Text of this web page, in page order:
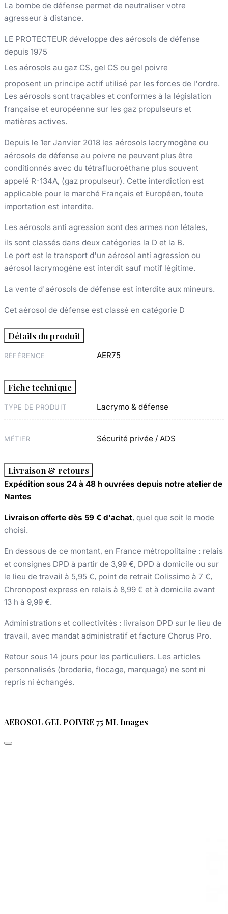
La bombe de défense permet de neutraliser votre
agresseur à distance.
LE PROTECTEUR développe des aérosols de défense
depuis 1975
Les aérosols au gaz CS, gel CS ou gel poivre
proposent un principe actif utilisé par les forces de l'ordre.
Les aérosols sont traçables et conformes à la législation
française et européenne sur les gaz propulseurs et
matières actives.
Depuis le 1er Janvier 2018 les aérosols lacrymogène ou
aérosols de défense au poivre ne peuvent plus être
conditionnés avec du tétrafluoroéthane plus souvent
appelé R-134A, (gaz propulseur). Cette interdiction est
applicable pour le marché Français et Européen, toute
importation est interdite.
Les aérosols anti agression sont des armes non létales,
ils sont classés dans deux catégories la D et la B.
Le port est le transport d'un aérosol anti agression ou
aérosol lacrymogène est interdit sauf motif légitime.
La vente d'aérosols de défense est interdite aux mineurs.
Cet aérosol de défense est classé en catégorie D
Détails du produit
RÉFÉRENCE AER75
Fiche technique
TYPE DE PRODUIT Lacrymo & défense
MÉTIER Sécurité privée / ADS
Livraison & retours
Expédition sous 24 à 48 h ouvrées depuis notre atelier de
Nantes
Livraison offerte dès 59 € d'achat, quel que soit le mode
choisi.
En dessous de ce montant, en France métropolitaine : relais
et consignes DPD à partir de 3,99 €, DPD à domicile ou sur
le lieu de travail à 5,95 €, point de retrait Colissimo à 7 €,
Chronopost express en relais à 8,99 € et à domicile avant
13 h à 9,99 €.
Administrations et collectivités : livraison DPD sur le lieu de
travail, avec mandat administratif et facture Chorus Pro.
Retour sous 14 jours pour les particuliers. Les articles
personnalisés (broderie, flocage, marquage) ne sont ni
repris ni échangés.
AEROSOL GEL POIVRE 75 ML Images